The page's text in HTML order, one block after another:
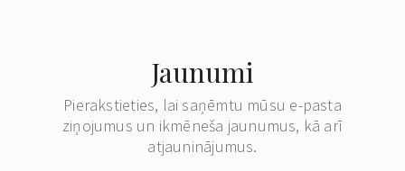
Jaunumi
Pierakstieties, lai saņēmtu mūsu e-pasta
ziņojumus un ikmēneša jaunumus, kā arī
atjauninājumus.